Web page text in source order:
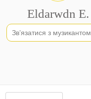
Eldarwdn E.
Зв’язатися з музикантом